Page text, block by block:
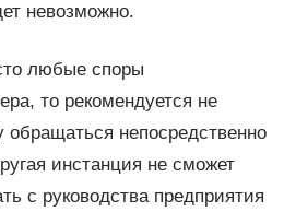
невозможно.
любые споры
то рекомендуется не
обращаться непосредственно
инстанция не сможет
с руководства предприятия